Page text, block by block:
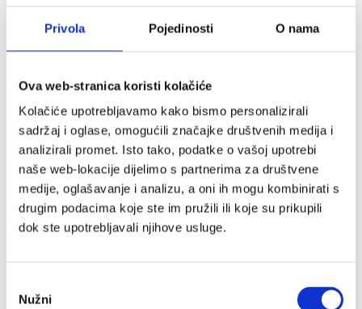
Privola Pojedinosti O nama
Ova web-stranica koristi kolačiće
Kolačiće upotrebljavamo kako bismo personalizirali
sadržaj i oglase, omogućili značajke društvenih medija i
analizirali promet. Isto tako, podatke o vašoj upotrebi
naše web-lokacije dijelimo s partnerima za društvene
medije, oglašavanje i analizu, a oni ih mogu kombinirati s
drugim podacima koje ste im pružili ili koje su prikupili
dok ste upotrebljavali njihove usluge.
pristanka
Nužni